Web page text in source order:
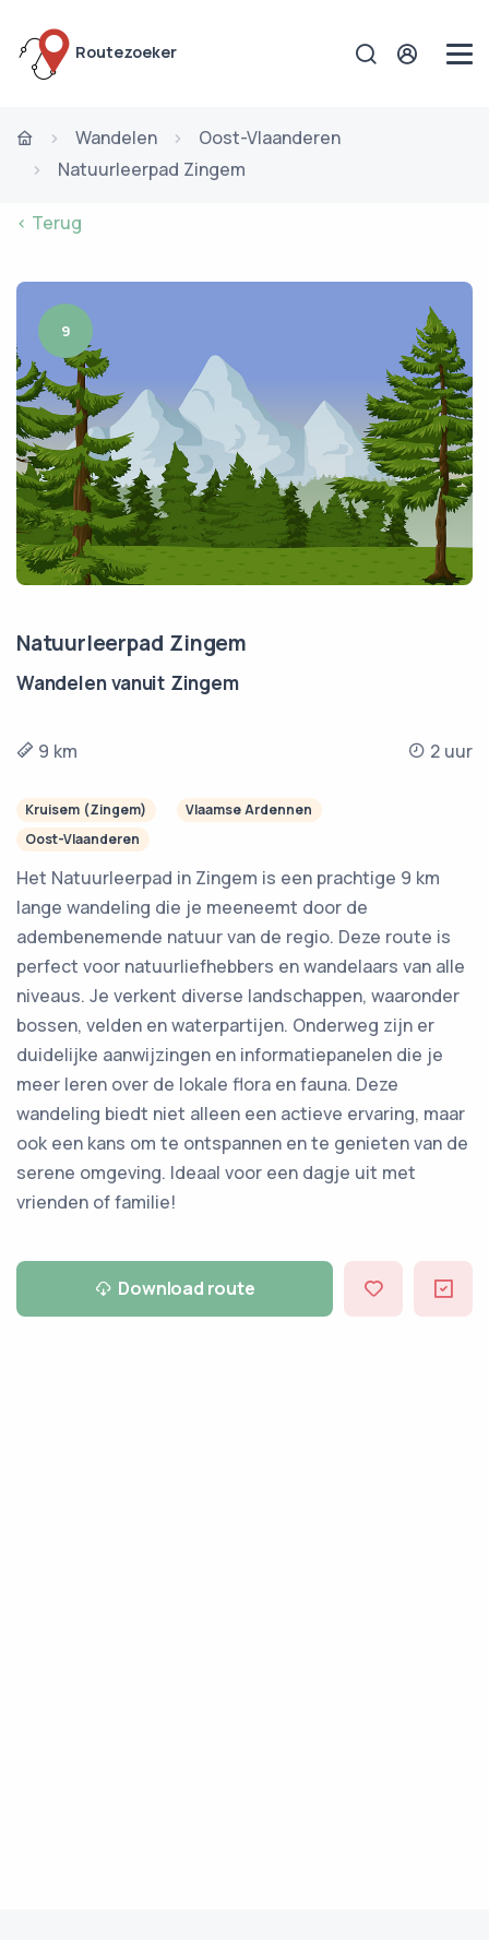
Routezoeker
Wandelen
Oost-Vlaanderen
Natuurleerpad Zingem
< Terug
9
Natuurleerpad Zingem
Wandelen vanuit Zingem
9 km 2 uur
Kruisem (Zingem)
Vlaamse Ardennen
Oost-Vlaanderen
Het Natuurleerpad in Zingem is een prachtige 9 km
lange wandeling die je meeneemt door de
adembenemende natuur van de regio. Deze route is
perfect voor natuurliefhebbers en wandelaars van alle
niveaus. Je verkent diverse landschappen, waaronder
bossen, velden en waterpartijen. Onderweg zijn er
duidelijke aanwijzingen en informatiepanelen die je
meer leren over de lokale flora en fauna. Deze
wandeling biedt niet alleen een actieve ervaring, maar
ook een kans om te ontspannen en te genieten van de
serene omgeving. Ideaal voor een dagje uit met
vrienden of familie!
Download route